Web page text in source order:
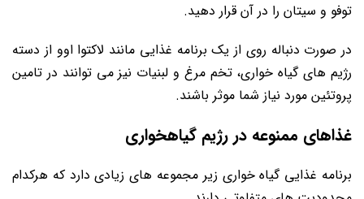
توفو و سیتان را در آن قرار دهید.
در صورت دنباله روی از یک برنامه غذایی مانند لاکتوا اوو از دسته
رژیم ‌های گیاه خواری، تخم‌ مرغ و لبنیات نیز می توانند در تامین
پروتئین مورد نیاز شما موثر باشند.
غذاهای ممنوعه در رژیم گیاهخواری
برنامه غذایی گیاه خواری زیر مجموعه ‌های زیادی دارد که هرکدام